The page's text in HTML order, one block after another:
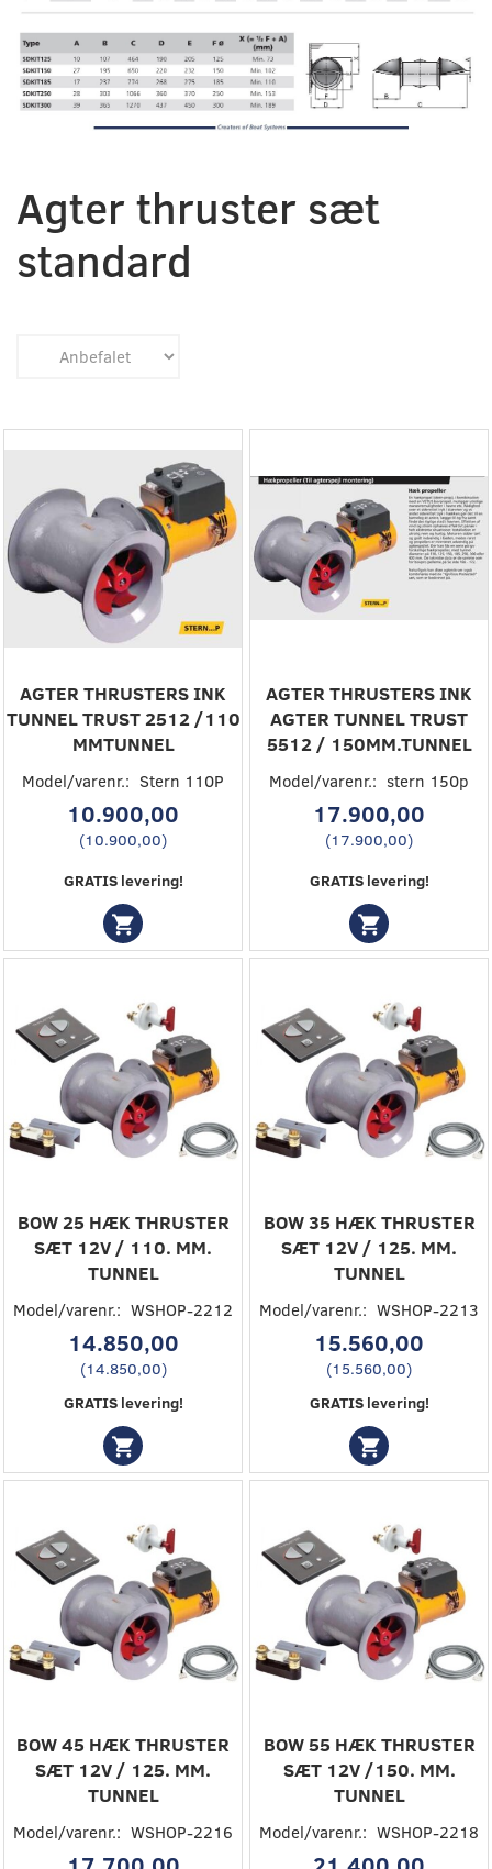
Agter thruster sæt
standard
AGTER THRUSTERS INK
TUNNEL TRUST 2512 /110
MMTUNNEL
Model/varenr.: Stern 110P
10.900,00
(10.900,00)
GRATIS levering!
AGTER THRUSTERS INK
AGTER TUNNEL TRUST
5512 / 150MM.TUNNEL
Model/varenr.: stern 150p
17.900,00
(17.900,00)
GRATIS levering!
BOW 25 HÆK THRUSTER
SÆT 12V / 110. MM.
TUNNEL
Model/varenr.: WSHOP-2212
14.850,00
(14.850,00)
GRATIS levering!
BOW 35 HÆK THRUSTER
SÆT 12V / 125. MM.
TUNNEL
Model/varenr.: WSHOP-2213
15.560,00
(15.560,00)
GRATIS levering!
BOW 45 HÆK THRUSTER
SÆT 12V / 125. MM.
TUNNEL
Model/varenr.: WSHOP-2216
BOW 55 HÆK THRUSTER
SÆT 12V /150. MM.
TUNNEL
Model/varenr.: WSHOP-2218